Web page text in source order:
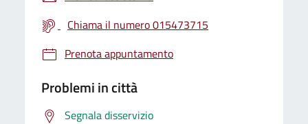
Chiama il numero 015473715
Prenota appuntamento
Problemi in città
Segnala disservizio